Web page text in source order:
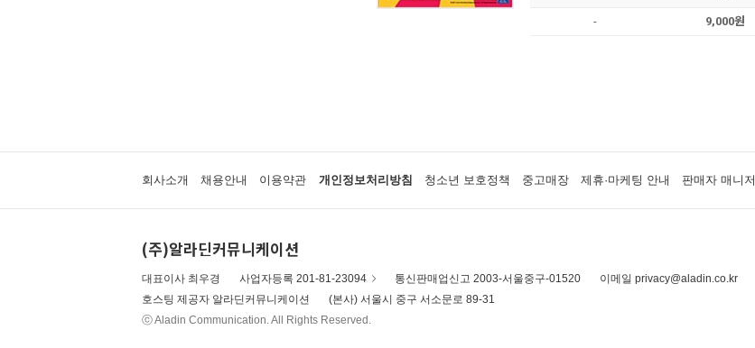
- 9,000원
회사소개 채용안내 이용약관 개인정보처리방침 청소년 보호정책 중고매장 제휴·마케팅 안내 판매자 매니저
(주)알라딘커뮤니케이션
대표이사 최우경 사업자등록 201-81-23094 통신판매업신고 2003-서울중구-01520
이메일 privacy@aladin.co.kr
호스팅 제공자 알라딘커뮤니케이션
(본사) 서울시 중구 서소문로 89-31
ⓒ Aladin Communication. All Rights Reserved.